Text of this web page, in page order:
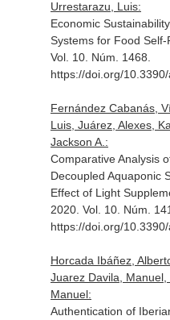
Urrestarazu, Luis:
Economic
Systems for Food Self-
Vol. 10. Núm. 1468.
https://doi.org/
Fernández Cabanás,
Luis, Juárez, Alexes,
Jackson A.:
Comparative Analysis
Decoupled Aquaponic
Effect of Light
2020. Vol. 10. Núm.
https://doi.org/
Horcada Ibáñez,
Juarez Davila,
Manuel:
Authentication of